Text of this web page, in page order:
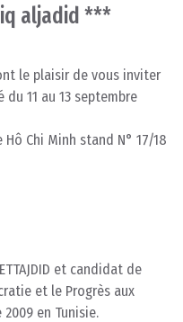
aljadid ***
le plaisir de vous inviter
11 au 13 septembre
Chi Minh stand N° 17/18
et candidat de
et le Progrès aux
en Tunisie.